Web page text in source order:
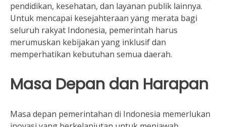
pendidikan, kesehatan, dan layanan publik lainnya.
Untuk mencapai kesejahteraan yang merata bagi
seluruh rakyat Indonesia, pemerintah harus
merumuskan kebijakan yang inklusif dan
memperhatikan kebutuhan semua daerah.
Masa Depan dan Harapan
Masa depan pemerintahan di Indonesia memerlukan